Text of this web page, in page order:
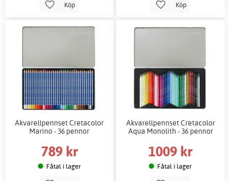
Köp Köp
Akvarellpennset Cretacolor
Marino - 36 pennor
789 kr
Fåtal i lager
Akvarellpennset Cretacolor
Aqua Monolith - 36 pennor
1009 kr
Fåtal i lager